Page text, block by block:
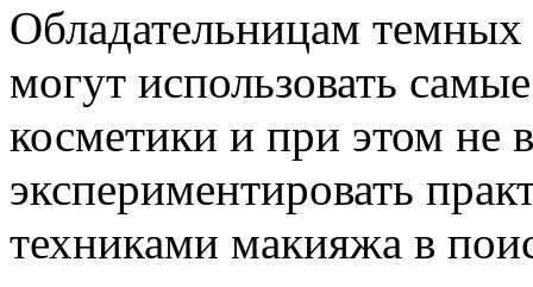
Обладательницам
могут использовать
косметики и при этом не
экспериментировать
техниками макияжа в